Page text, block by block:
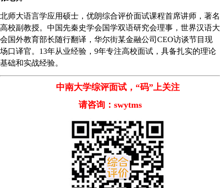
北师大语言学应用硕士，优朗综合评价面试课程首席讲师，著名
高校副教授。中国先秦史学会国学双语研究会理事，世界汉语大
会国外教育部长随行翻译，华尔街某金融公司 CEO访谈节目现
场口译官。13年从业经验，9年专注高校面试，具备扎实的理论
基础和实战经验。
中南大学综评面试， “码”上关注
请咨询：swytms